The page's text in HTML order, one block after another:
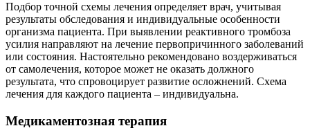
Подбор точной схемы лечения определяет врач, учитывая
результаты обследования и индивидуальные особенности
организма пациента. При выявлении реактивного тромбоза
усилия направляют на лечение первопричинного заболеваний
или состояния. Настоятельно рекомендовано воздерживаться
от самолечения, которое может не оказать должного
результата, что спровоцирует развитие осложнений. Схема
лечения для каждого пациента – индивидуальна.
Медикаментозная терапия